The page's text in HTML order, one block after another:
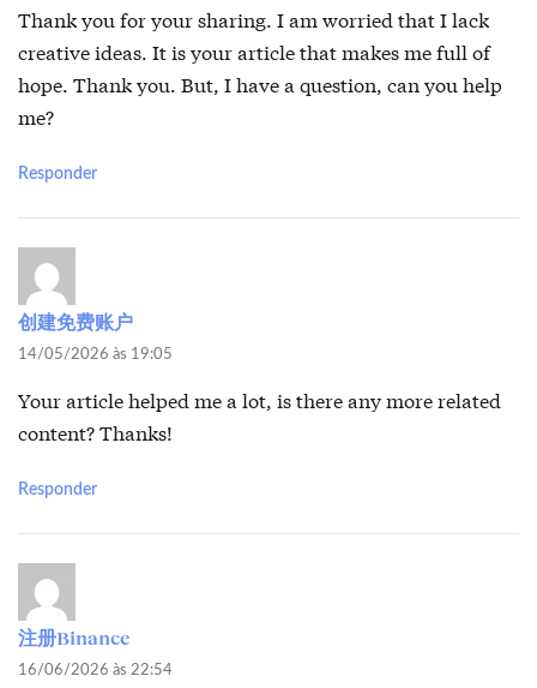
Thank you for your sharing. I am worried that I lack
creative ideas. It is your article that makes me full of
hope. Thank you. But, I have a question, can you help
me?
Responder
创建免费账户
14/05/2026 às 19:05
Your article helped me a lot, is there any more related
content? Thanks!
Responder
注册Binance
16/06/2026 às 22:54